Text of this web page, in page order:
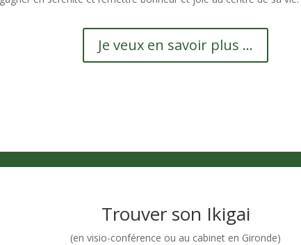
Je veux en savoir plus ...
Trouver son Ikigai
(en visio-conférence ou au cabinet en Gironde)